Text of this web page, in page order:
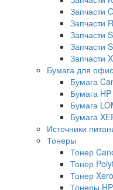
Запчасти
Запчасти
Запчасти
Запчасти
Запчасти
Бумага для
Бумага
Бумага HP
Бумага
Бумага
Источники
Тонеры
Тонер
Тонер
Тонер
Тонеры HP